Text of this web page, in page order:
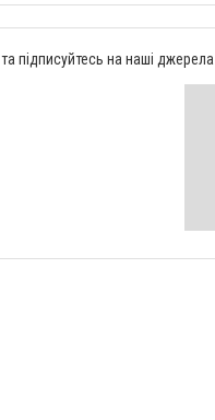
та підписуйтесь на наші джерела